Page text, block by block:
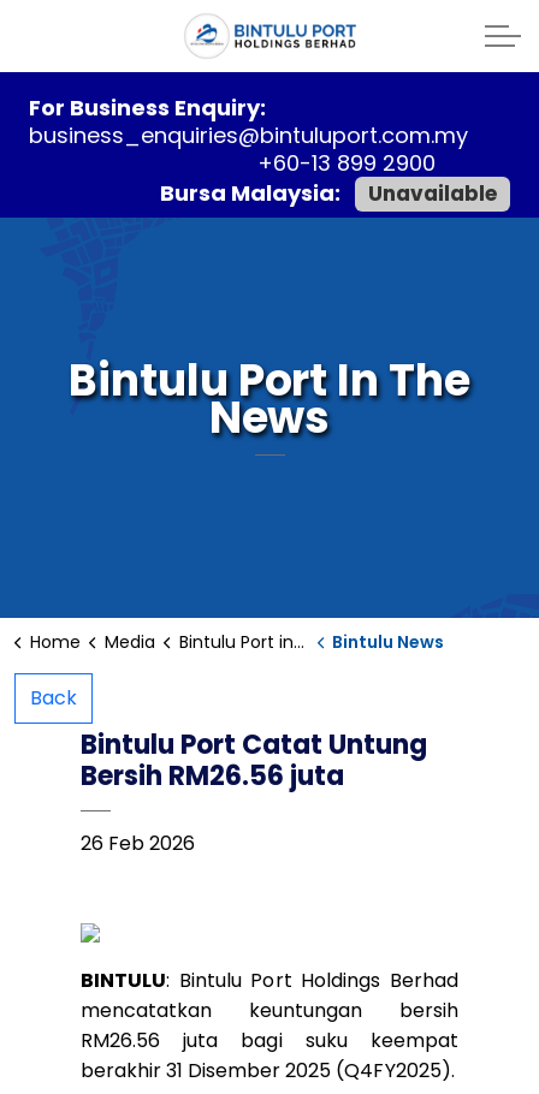
For Business Enquiry:
business_enquiries@bintuluport.com.my
+60-13 899 2900
Bursa Malaysia:
Unavailable
Bintulu Port In The
News
Home Media Bintulu Port in the News Bintulu News
Back
Bintulu Port Catat Untung
Bersih RM26.56 juta
26 Feb 2026
BINTULU: Bintulu Port Holdings Berhad
mencatatkan keuntungan bersih
RM26.56 juta bagi suku keempat
berakhir 31 Disember 2025 (Q4FY2025).